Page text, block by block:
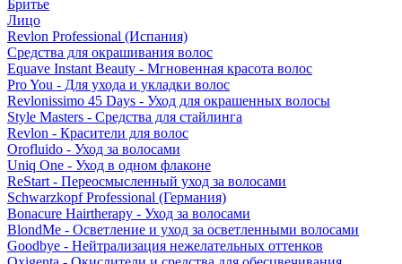
Бритье
Лицо
Revlon Professional (Испания)
Средства для окрашивания волос
Equave Instant Beauty - Мгновенная красота волос
Pro You - Для ухода и укладки волос
Revlonissimo 45 Days - Уход для окрашенных волосы
Style Masters - Средства для стайлинга
Revlon - Красители для волос
Orofluido - Уход за волосами
Uniq One - Уход в одном флаконе
ReStart - Переосмысленный уход за волосами
Schwarzkopf Professional (Германия)
Bonacure Hairtherapy - Уход за волосами
BlondMe - Осветление и уход за осветленными волосами
Goodbye - Нейтрализация нежелательных оттенков